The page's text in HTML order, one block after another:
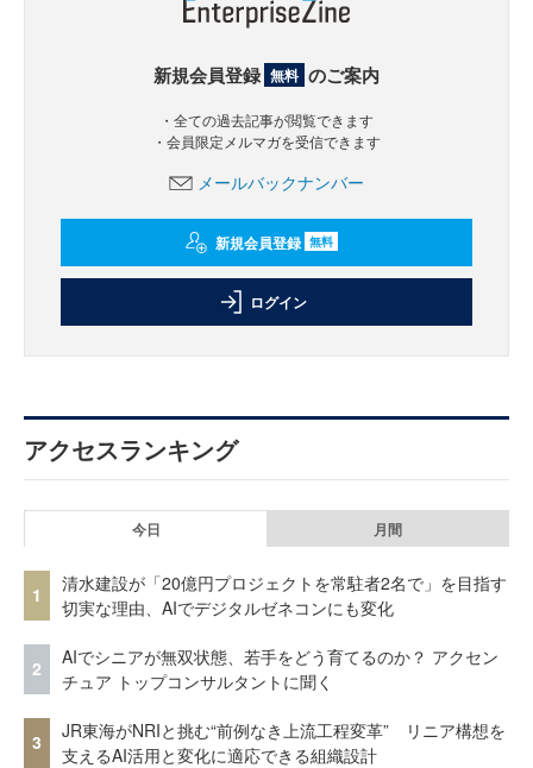
新規会員登録 無料 のご案内
・全ての過去記事が閲覧できます
・会員限定メルマガを受信できます
メールバックナンバー
新規会員登録 無料
ログイン
アクセスランキング
今日 月間
1
清水建設が「20億円プロジェクトを常駐者2名で」を目指す
切実な理由、AIでデジタルゼネコンにも変化
2
AIでシニアが無双状態、若手をどう育てるのか？ アクセン
チュア トップコンサルタントに聞く
3
JR東海がNRIと挑む“前例なき上流工程変革” リニア構想を
支えるAI活用と変化に適応できる組織設計